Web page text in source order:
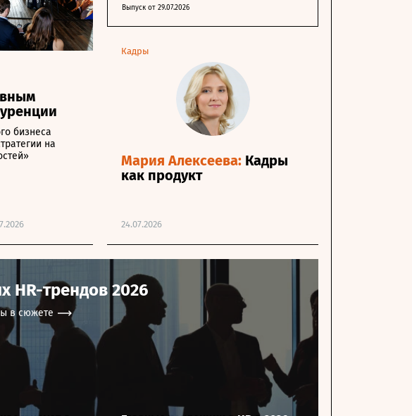
Выпуск от 29.07.2026
бизнеса
на
Кадры
Мария Алексеева: Кадры
как продукт
24.07.2026
HR-трендов 2026
в сюжете